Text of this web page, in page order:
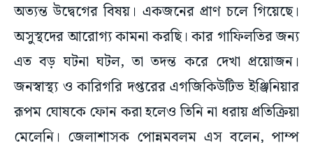
অত্যন্ত উদ্বেগের বিষয়। একজনের প্রাণ চলে গিয়েছে।
অসুস্থদের আরোগ্য কামনা করছি। কার গাফিলতির জন্য
এত বড় ঘটনা ঘটল, তা তদন্ত করে দেখা প্রয়োজন।
জনস্বাস্থ্য ও কারিগরি দপ্তরের এগজিকিউটিভ ইঞ্জিনিয়ার
রূপম ঘোষকে ফোন করা হলেও তিনি না ধরায় প্রতিক্রিয়া
মেলেনি। জেলাশাসক পোন্নমবলম এস বলেন, পাম্প